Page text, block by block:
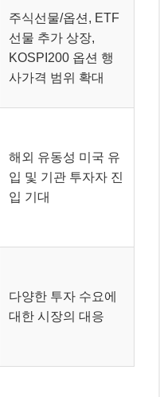
주식선물/옵션, ETF
선물 추가 상장,
KOSPI200 옵션 행
사가격 범위 확대
해외 유동성 미국 유
입 및 기관 투자자 진
입 기대
다양한 투자 수요에
대한 시장의 대응